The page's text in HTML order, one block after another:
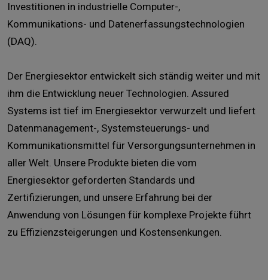
Investitionen in industrielle Computer-,
Kommunikations- und Datenerfassungstechnologien
(DAQ).
Der Energiesektor entwickelt sich ständig weiter und mit
ihm die Entwicklung neuer Technologien. Assured
Systems ist tief im Energiesektor verwurzelt und liefert
Datenmanagement-, Systemsteuerungs- und
Kommunikationsmittel für Versorgungsunternehmen in
aller Welt. Unsere Produkte bieten die vom
Energiesektor geforderten Standards und
Zertifizierungen, und unsere Erfahrung bei der
Anwendung von Lösungen für komplexe Projekte führt
zu Effizienzsteigerungen und Kostensenkungen.